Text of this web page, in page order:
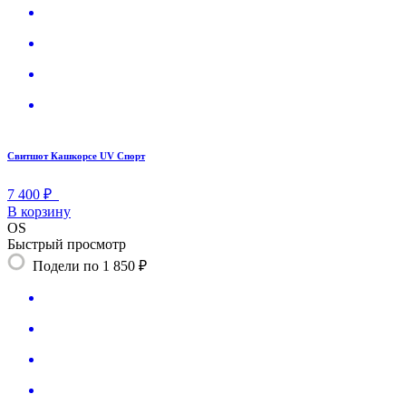
Свитшот Кашкорсе UV Спорт
7 400 ₽
В корзину
OS
Быстрый просмотр
Подели по 1 850 ₽